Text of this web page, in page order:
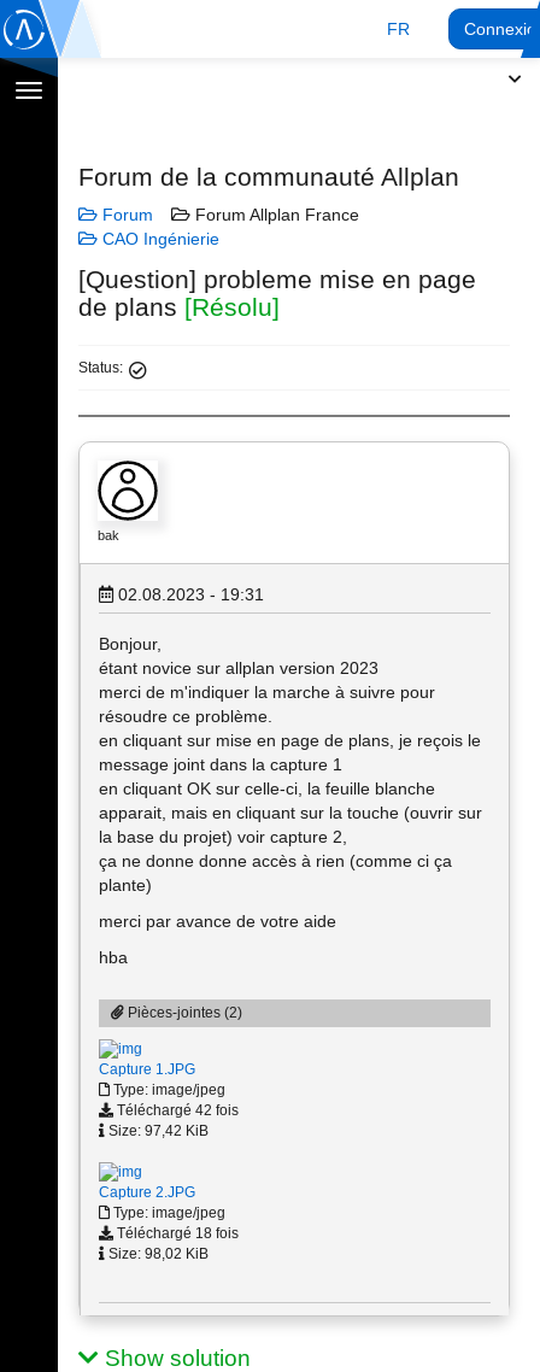
FR
Afficher
Forum de la communauté Allplan
Forum
Forum Allplan France
CAO Ingénierie
[Question] probleme mise en page
de plans [Résolu]
Status:
bak
02.08.2023 - 19:31
Bonjour,
étant novice sur allplan version 2023
merci de m'indiquer la marche à suivre pour
résoudre ce problème.
en cliquant sur mise en page de plans, je reçois le
message joint dans la capture 1
en cliquant OK sur celle-ci, la feuille blanche
apparait, mais en cliquant sur la touche (ouvrir sur
la base du projet) voir capture 2,
ça ne donne donne accès à rien (comme ci ça
plante)
merci par avance de votre aide
hba
Pièces-jointes (2)
Capture 1.JPG
Type: image/jpeg
Téléchargé 42 fois
Size: 97,42 KiB
Capture 2.JPG
Type: image/jpeg
Téléchargé 18 fois
Size: 98,02 KiB
Show solution